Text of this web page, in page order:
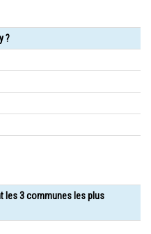
?
les 3 communes les plus